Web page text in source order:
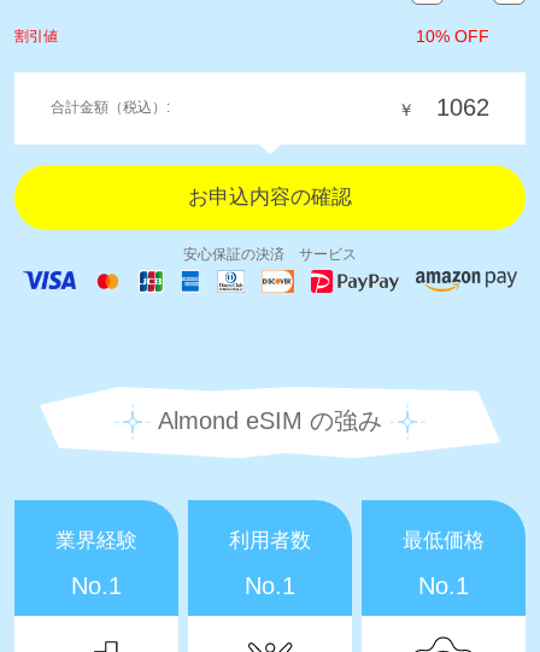
割引値 10% OFF
合計金額（税込）: ￥ 1062
安心保証の決済 サービス
Almond eSIM の強み
業界経験
No.1
利用者数
No.1
最低価格
No.1